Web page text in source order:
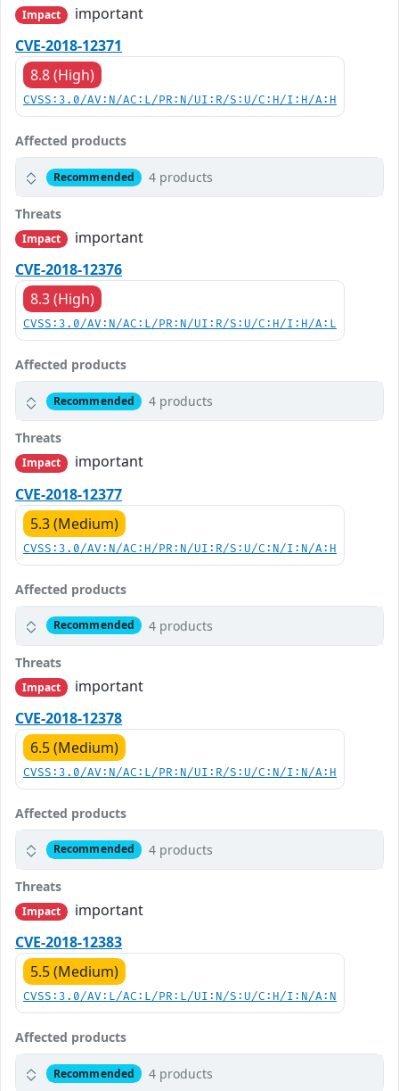
Impact
important
CVE-2018-12371
8.8 (High)
CVSS:3.0/AV:N/AC:L/PR:N/UI:R/S:U/C:H/I:H/A:H
Affected products
Recommended 4 products
Threats
Impact
important
CVE-2018-12376
8.3 (High)
CVSS:3.0/AV:N/AC:L/PR:N/UI:R/S:U/C:H/I:H/A:L
Affected products
Recommended 4 products
Threats
Impact
important
CVE-2018-12377
5.3 (Medium)
CVSS:3.0/AV:N/AC:H/PR:N/UI:R/S:U/C:N/I:N/A:H
Affected products
Recommended 4 products
Threats
Impact
important
CVE-2018-12378
6.5 (Medium)
CVSS:3.0/AV:N/AC:L/PR:N/UI:R/S:U/C:N/I:N/A:H
Affected products
Recommended 4 products
Threats
Impact
important
CVE-2018-12383
5.5 (Medium)
CVSS:3.0/AV:L/AC:L/PR:L/UI:N/S:U/C:H/I:N/A:N
Affected products
Recommended 4 products